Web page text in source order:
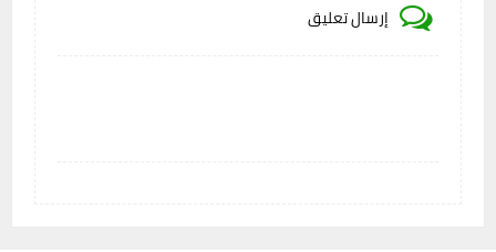
إرسال تعليق